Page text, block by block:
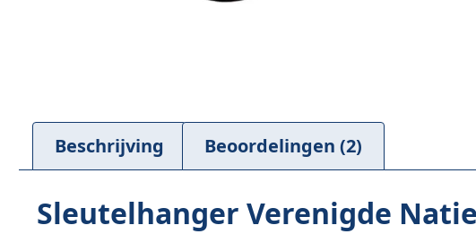
Beschrijving Beoordelingen (2)
Sleutelhanger Verenigde